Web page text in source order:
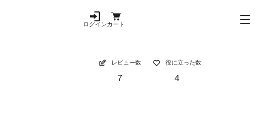
ログインカート
レビュー数
7
役に立った数
4